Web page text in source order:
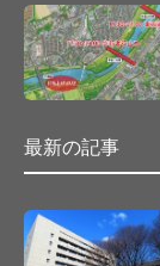
最新の記事